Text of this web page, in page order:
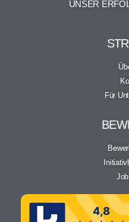
UNSER
Für